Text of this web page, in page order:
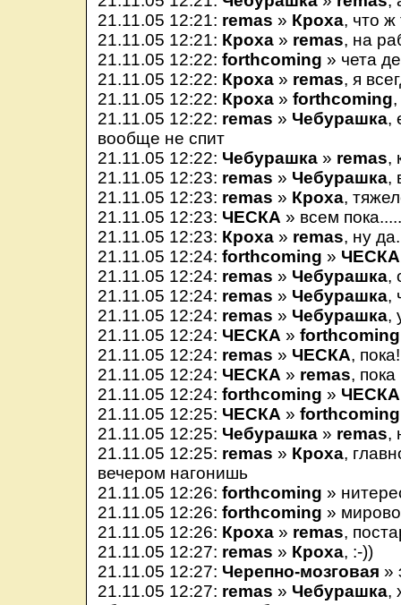
21.11.05 12:21: remas » Кроха, что ж
21.11.05 12:21: Кроха » remas, на
21.11.05 12:22: forthcoming » чета
21.11.05 12:22: Кроха » remas, я
21.11.05 12:22: Кроха » forthcoming
21.11.05 12:22: remas » Чебурашка,
вообще не спит
21.11.05 12:22: Чебурашка » remas,
21.11.05 12:23: remas » Чебурашка,
21.11.05 12:23: remas » Кроха,
21.11.05 12:23: ЧЕСКА » всем
21.11.05 12:23: Кроха » remas, ну
21.11.05 12:24: forthcoming » ЧЕСКА
21.11.05 12:24: remas » Чебурашка,
21.11.05 12:24: remas » Чебурашка,
21.11.05 12:24: remas » Чебурашка,
21.11.05 12:24: ЧЕСКА » forthcoming
21.11.05 12:24: remas » ЧЕСКА, пока!
21.11.05 12:24: ЧЕСКА » remas, пока
21.11.05 12:24: forthcoming » ЧЕСКА
21.11.05 12:25: ЧЕСКА » forthcoming
21.11.05 12:25: Чебурашка » remas,
21.11.05 12:25: remas » Кроха,
вечером нагонишь
21.11.05 12:26: forthcoming »
21.11.05 12:26: forthcoming »
21.11.05 12:26: Кроха » remas,
21.11.05 12:27: remas » Кроха, :-))
21.11.05 12:27: Черепно-мозговая »
21.11.05 12:27: remas » Чебурашка,